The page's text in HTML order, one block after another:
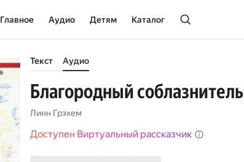
Главное Аудио Детям Каталог
Текст Аудио
Благородный соблазнитель
Линн Грэхем
Доступен Виртуальный рассказчик